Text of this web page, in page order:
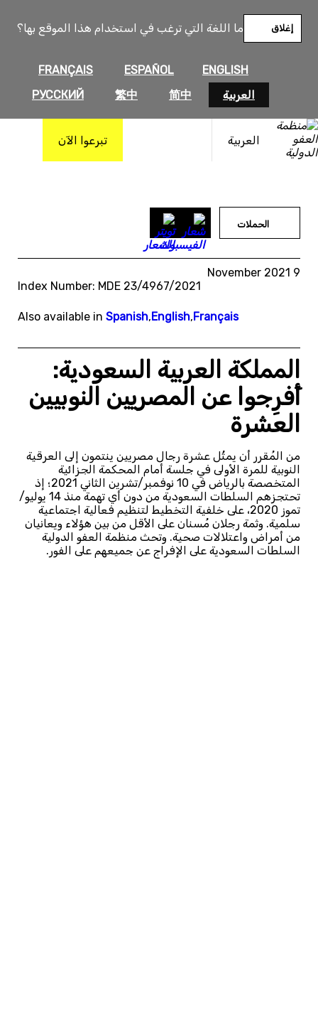
ما اللغة التي ترغب في استخدام هذا الموقع بها؟
ENGLISH
ESPAÑOL
FRANÇAIS
العربية
简中
繁中
РУССКИЙ
إغلاق
العربية تبرعوا الآن
المحتوى
الحملات
9 November 2021
Index Number: MDE 23/4967/2021
Also available in Spanish,English,Français
المملكة العربية السعودية:
أَفرِجوا عن المصريين النوبيين
العشرة
من المُقرر أن يمثُل عشرة رجال مصريين ينتمون إلى العرقية
النوبية للمرة الأولى في جلسة أمام المحكمة الجزائية
المتخصصة بالرياض في 10 نوفمبر/تشرين الثاني 2021؛ إذ
تحتجزهم السلطات السعودية من دون أي تهمة منذ 14 يوليو/
تموز 2020، على خلفية التخطيط لتنظيم فعالية اجتماعية
سلمية. وثمة رجلان مُسنان على الأقل من بين هؤلاء ويعانيان
من أمراض واعتلالات صحية. وتحث منظمة العفو الدولية
السلطات السعودية على الإفراج عن جميعهم على الفور.